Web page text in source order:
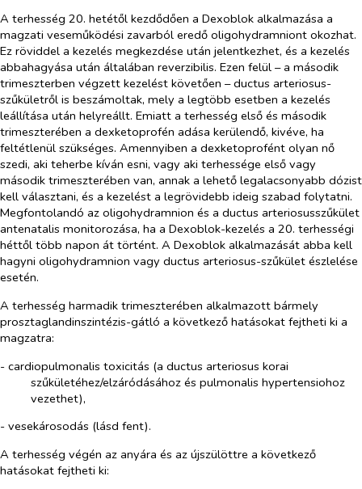
A terhesség 20. hetétől kezdődően a Dexoblok alkalmazása a
magzati veseműködési zavarból eredő oligohydramniont okozhat.
Ez röviddel a kezelés megkezdése után jelentkezhet, és a kezelés
abbahagyása után általában reverzibilis. Ezen felül – a második
trimeszterben végzett kezelést követően – ductus arteriosus-
szűkületről is beszámoltak, mely a legtöbb esetben a kezelés
leállítása után helyreállt. Emiatt a terhesség első és második
trimeszterében a dexketoprofén adása kerülendő, kivéve, ha
feltétlenül szükséges. Amennyiben a dexketoprofént olyan nő
szedi, aki teherbe kíván esni, vagy aki terhessége első vagy
második trimeszterében van, annak a lehető legalacsonyabb dózist
kell választani, és a kezelést a legrövidebb ideig szabad folytatni.
Megfontolandó az oligohydramnion és a ductus arteriosusszűkület
antenatalis monitorozása, ha a Dexoblok-kezelés a 20. terhességi
héttől több napon át történt. A Dexoblok alkalmazását abba kell
hagyni oligohydramnion vagy ductus arteriosus-szűkület észlelése
esetén.
A terhesség harmadik trimeszterében alkalmazott bármely
prosztaglandinszintézis-gátló a következő hatásokat fejtheti ki a
magzatra:
- cardiopulmonalis toxicitás (a ductus arteriosus korai
szűkületéhez/elzáródásához és pulmonalis hypertensiohoz
vezethet),
- vesekárosodás (lásd fent).
A terhesség végén az anyára és az újszülöttre a következő
hatásokat fejtheti ki: